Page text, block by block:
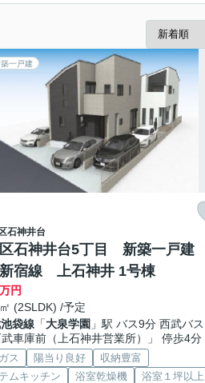
築一戸建
石神井台
石神井台5丁目 新築一戸建
宿線 上石神井 1号棟
円
(2SLDK) /予定
袋線「大泉学園 」駅 バス9分 西武バス
武車庫前（上石神井営業所）」 停歩4分
ス 陽当り良好
収納豊富
ムキッチン
浴室乾燥機 浴室１坪以上